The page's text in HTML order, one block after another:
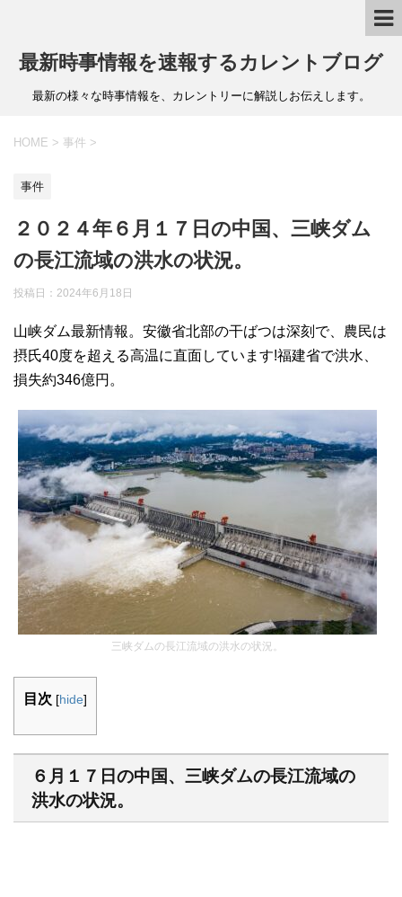
最新時事情報を速報するカレントブログ
最新の様々な時事情報を、カレントリーに解説しお伝えします。
HOME > 事件 >
事件
２０２４年６月１７日の中国、三峡ダム
の長江流域の洪水の状況。
投稿日： 2024年6月18日
山峡ダム最新情報。安徽省北部の干ばつは深刻で、農民は
摂氏40度を超える高温に直面しています!福建省で洪水、
損失約346億円。
三峡ダムの長江流域の洪水の状況。
目次 [hide]
６月１７日の中国、三峡ダムの長江流域の
洪水の状況。